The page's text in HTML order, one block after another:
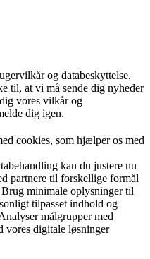
og databeskyttelse.
til, at vi må sende dig nyheder
vores vilkår og
dig igen.
cookies, som hjælper os med
kan du justere nu
partnere til forskellige formål
minimale oplysninger til
tilpasset indhold og
målgrupper med
vores digitale løsninger